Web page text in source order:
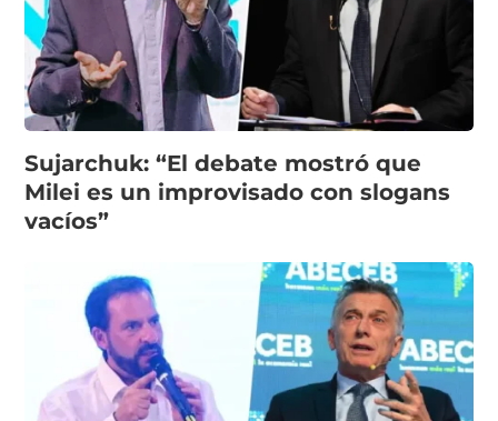
Sujarchuk: “El debate mostró que
Milei es un improvisado con slogans
vacíos”